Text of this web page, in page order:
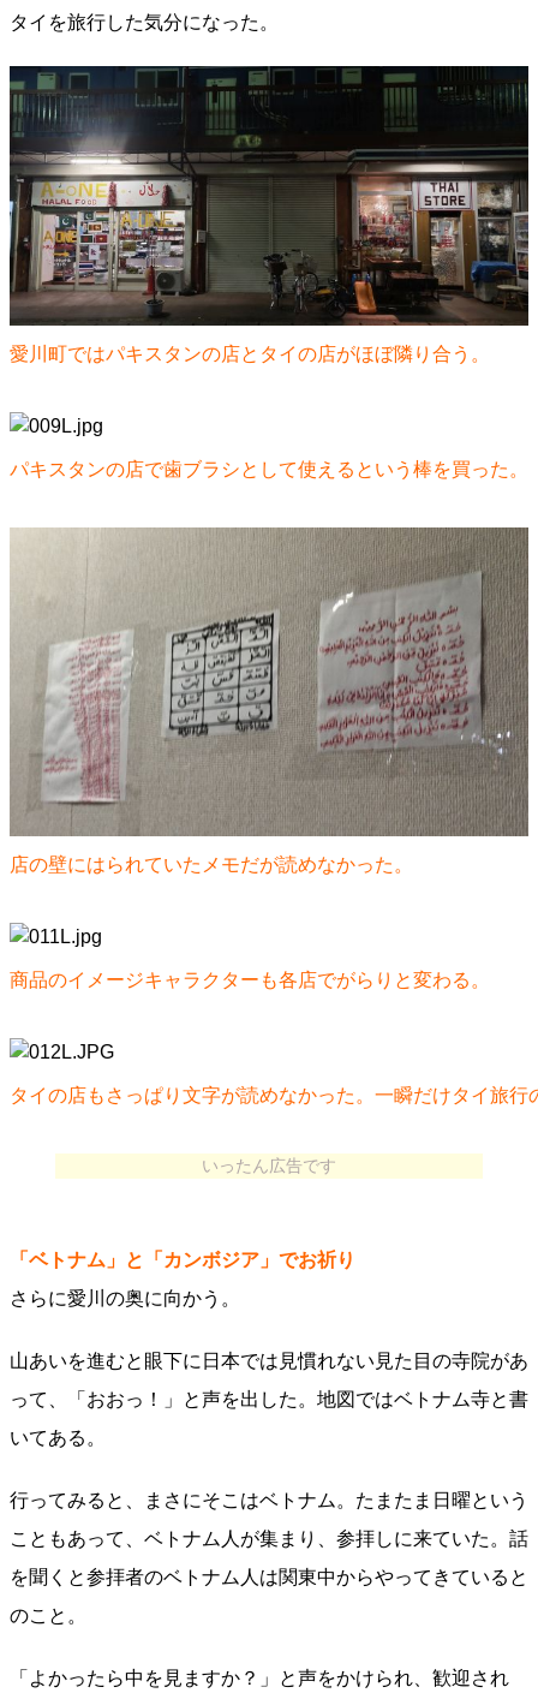
タイを旅行した気分になった。
愛川町ではパキスタンの店とタイの店がほぼ隣り合う。
パキスタンの店で歯ブラシとして使えるという棒を買った。
店の壁にはられていたメモだが読めなかった。
商品のイメージキャラクターも各店でがらりと変わる。
タイの店もさっぱり文字が読めなかった。一瞬だけタイ旅
いったん広告です
「ベトナム」と「カンボジア」でお祈り
さらに愛川の奥に向かう。
山あいを進むと眼下に日本では見慣れない見た目の寺院があ
って、「おおっ！」と声を出した。地図ではベトナム寺と書
いてある。
行ってみると、まさにそこはベトナム。たまたま日曜という
こともあって、ベトナム人が集まり、参拝しに来ていた。話
を聞くと参拝者のベトナム人は関東中からやってきていると
のこと。
「よかったら中を見ますか？」と声をかけられ、歓迎され